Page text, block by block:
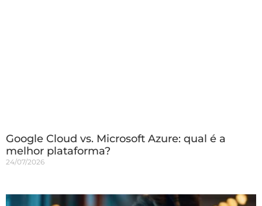
Google Cloud vs. Microsoft Azure: qual é a
melhor plataforma?
24/07/2026